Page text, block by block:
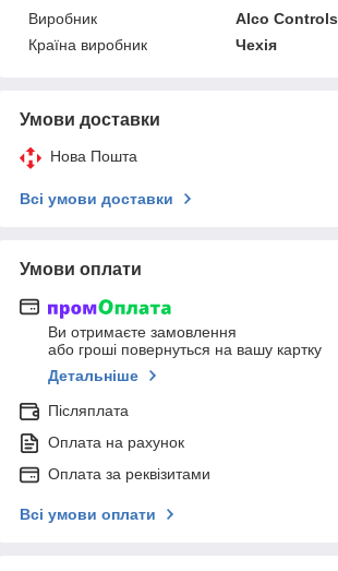
Виробник
Alco Controls
Країна виробник
Чехія
Умови доставки
Нова Пошта
Всі умови доставки
Умови оплати
Ви отримаєте замовлення
або гроші повернуться на вашу картку
Детальніше
Післяплата
Оплата на рахунок
Оплата за реквізитами
Всі умови оплати